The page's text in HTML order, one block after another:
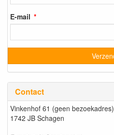
E-mail
Contact
Vinkenhof 61 (geen bezoekadres)
1742 JB Schagen